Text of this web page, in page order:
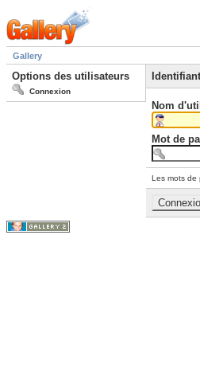
Gallery
Options des utilisateurs
Connexion
Nom
Mot de
Les mots de